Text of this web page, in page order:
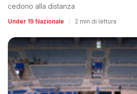
cedono alla distanza
Under 19 Nazionale 2 min di lettura